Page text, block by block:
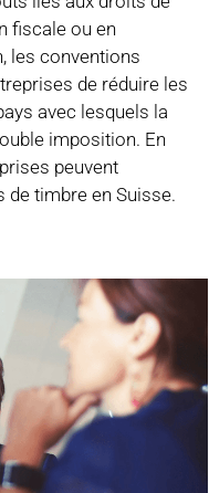
fiscale ou en
les conventions
de réduire les
avec lesquels la
imposition. En
peuvent
timbre en Suisse.